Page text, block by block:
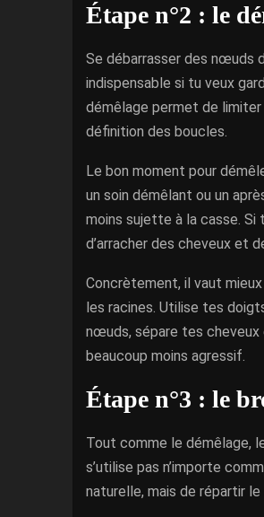
Étape n°2 : le
Se débarrasser des nœuds
indispensable si tu veux
démêlage permet de limiter
définition des boucles.
Le bon moment pour
un soin démêlant ou un
moins sujette à la casse.
d’arracher des cheveux et
Concrètement, il vaut
les racines. Utilise tes
nœuds, sépare tes cheveux
beaucoup moins agressif.
Étape n°3 : le
Tout comme le démêlage,
s’utilise pas n’importe
naturelle, mais de répartir